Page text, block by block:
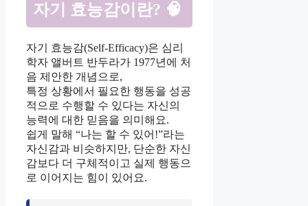
자기 효능감이란? 🧠
자기 효능감(Self-Efficacy)은 심리
학자 앨버트 반두라가 1977년에 처
음 제안한 개념으로,
특정 상황에서 필요한 행동을 성공
적으로 수행할 수 있다는 자신의
능력에 대한 믿음을 의미해요.
쉽게 말해 “나는 할 수 있어!”라는
자신감과 비슷하지만, 단순한 자신
감보다 더 구체적이고 실제 행동으
로 이어지는 힘이 있어요.